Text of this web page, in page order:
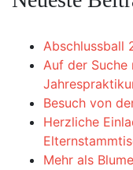
Abschlussball
Auf der Suche
Besuch von
Herzliche
Mehr als